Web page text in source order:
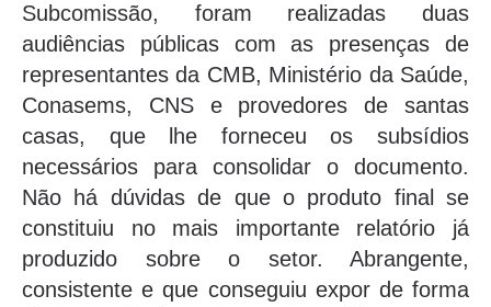
Subcomissão, foram realizadas duas
audiências públicas com as presenças de
representantes da CMB, Ministério da Saúde,
Conasems, CNS e provedores de santas
casas, que lhe forneceu os subsídios
necessários para consolidar o documento.
Não há dúvidas de que o produto final se
constituiu no mais importante relatório já
produzido sobre o setor. Abrangente,
consistente e que conseguiu expor de forma